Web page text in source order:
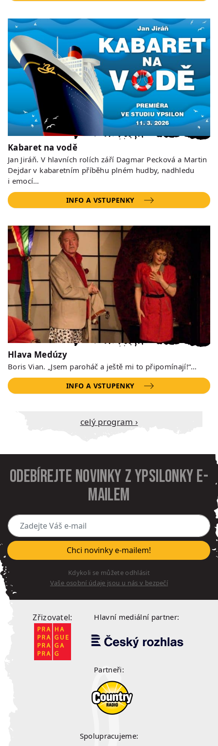
Kabaret na vodě
Jan Jiráň. V hlavních rolích září Dagmar Pecková a Martin
Dejdar v kabaretním příběhu plném hudby, nadhledu
i emocí…
INFO A VSTUPENKY
Hlava Medúzy
Boris Vian. „Jsem paroháč a ještě mi to připomínají!“…
INFO A VSTUPENKY
Celý program ›
Odebírejte novinky z Ypsilonky e-
mailem
Zadejte Váš e-mail
Chci novinky e-mailem!
Kdykoli se můžete odhlásit
Vaše osobní údaje jsou u nás v bezpečí
Zřizovatel: Hlavní mediální partner:
Partneři:
Spolupracujeme: